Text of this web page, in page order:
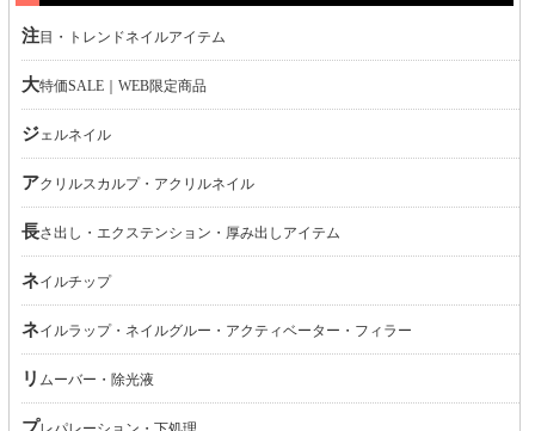
注目・トレンドネイルアイテム
大特価SALE｜WEB限定商品
ジェルネイル
アクリルスカルプ・アクリルネイル
長さ出し・エクステンション・厚み出しアイテム
ネイルチップ
ネイルラップ・ネイルグルー・アクティベーター・フィラー
リムーバー・除光液